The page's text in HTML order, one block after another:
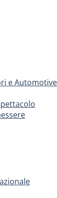
e Automotive